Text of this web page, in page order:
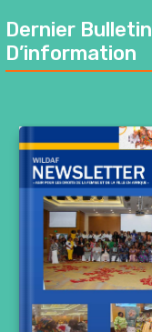
Dernier Bulletin
D’information